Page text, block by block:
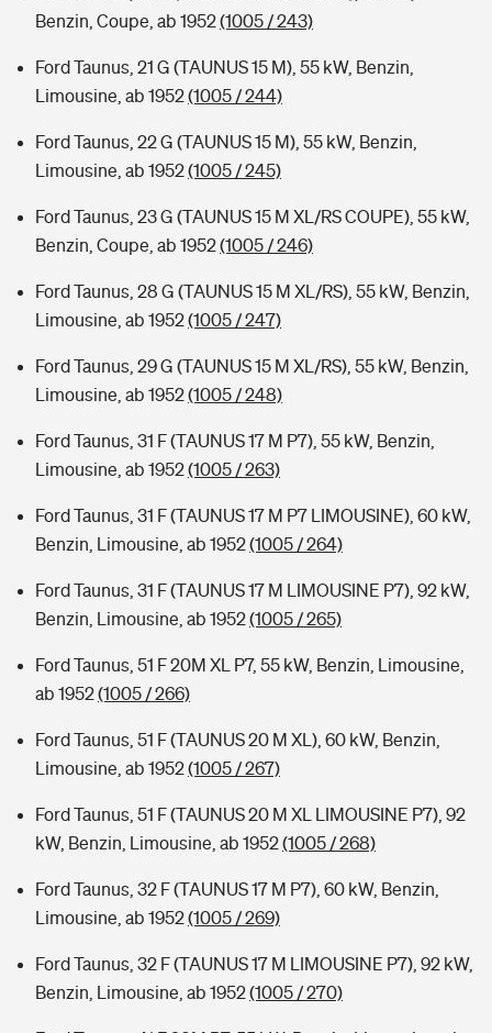
Benzin, Coupe, ab 1952(1005 / 243)
Ford Taunus, 21 G (TAUNUS 15 M), 55 kW, Benzin,
Limousine, ab 1952(1005 / 244)
Ford Taunus, 22 G (TAUNUS 15 M), 55 kW, Benzin,
Limousine, ab 1952(1005 / 245)
Ford Taunus, 23 G (TAUNUS 15 M XL/RS COUPE), 55 kW,
Benzin, Coupe, ab 1952(1005 / 246)
Ford Taunus, 28 G (TAUNUS 15 M XL/RS), 55 kW, Benzin,
Limousine, ab 1952(1005 / 247)
Ford Taunus, 29 G (TAUNUS 15 M XL/RS), 55 kW, Benzin,
Limousine, ab 1952(1005 / 248)
Ford Taunus, 31 F (TAUNUS 17 M P7), 55 kW, Benzin,
Limousine, ab 1952(1005 / 263)
Ford Taunus, 31 F (TAUNUS 17 M P7 LIMOUSINE), 60 kW,
Benzin, Limousine, ab 1952(1005 / 264)
Ford Taunus, 31 F (TAUNUS 17 M LIMOUSINE P7), 92 kW,
Benzin, Limousine, ab 1952(1005 / 265)
Ford Taunus, 51 F 20M XL P7, 55 kW, Benzin, Limousine,
ab 1952(1005 / 266)
Ford Taunus, 51 F (TAUNUS 20 M XL), 60 kW, Benzin,
Limousine, ab 1952(1005 / 267)
Ford Taunus, 51 F (TAUNUS 20 M XL LIMOUSINE P7), 92
kW, Benzin, Limousine, ab 1952(1005 / 268)
Ford Taunus, 32 F (TAUNUS 17 M P7), 60 kW, Benzin,
Limousine, ab 1952(1005 / 269)
Ford Taunus, 32 F (TAUNUS 17 M LIMOUSINE P7), 92 kW,
Benzin, Limousine, ab 1952(1005 / 270)